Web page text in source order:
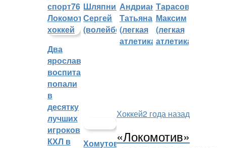
Два
ярославских
воспитанника
попали
в
десятку
лучших
игроков
КХЛ в
Шляпников
Сергей
(волейбол)
Андрианова
Татьяна
(легкая
атлетика)
Тарасов
Максим
(легкая
атлетика)
Хомутов
Хоккей2 года назад
«Локомотив»